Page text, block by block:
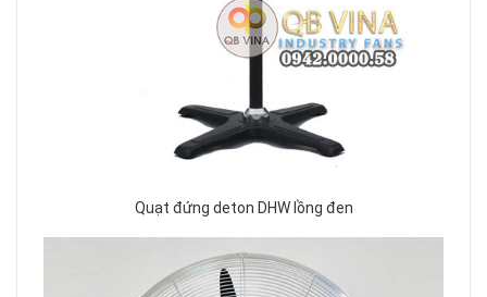
Quạt đứng deton DHW lồng đen